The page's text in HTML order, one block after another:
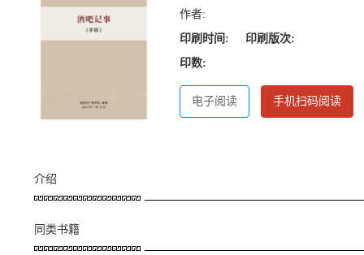
作者:
印刷时间:
印刷版次:
印数:
电子阅读 手机扫码阅读
介绍
同类书籍